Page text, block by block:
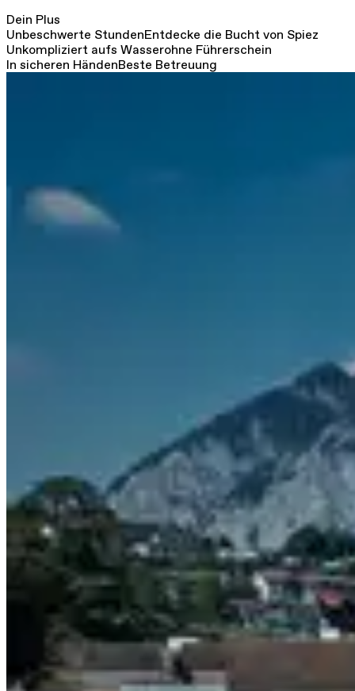
Dein Plus
Unbeschwerte StundenEntdecke die Bucht von Spiez
Unkompliziert aufs Wasserohne Führerschein
In sicheren HändenBeste Betreuung